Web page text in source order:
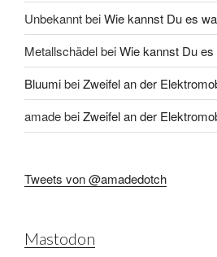
UnbekanntbeiWie kannst Du es
MetallschädelbeiWie kannst Du
BluumibeiZweifel an der
amadebeiZweifel an der
Tweets von @amadedotch
Mastodon